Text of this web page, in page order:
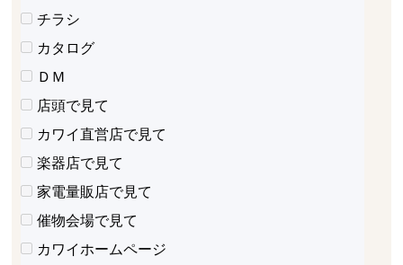
チラシ
カタログ
ＤＭ
店頭で見て
カワイ直営店で見て
楽器店で見て
家電量販店で見て
催物会場で見て
カワイホームページ